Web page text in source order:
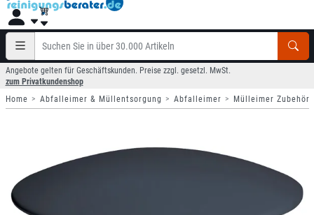
Angebote gelten für Geschäftskunden. Preise zzgl. gesetzl. MwSt.
zum Privatkundenshop
Home
Abfalleimer & Müllentsorgung Abfalleimer Mülleimer Zubehör